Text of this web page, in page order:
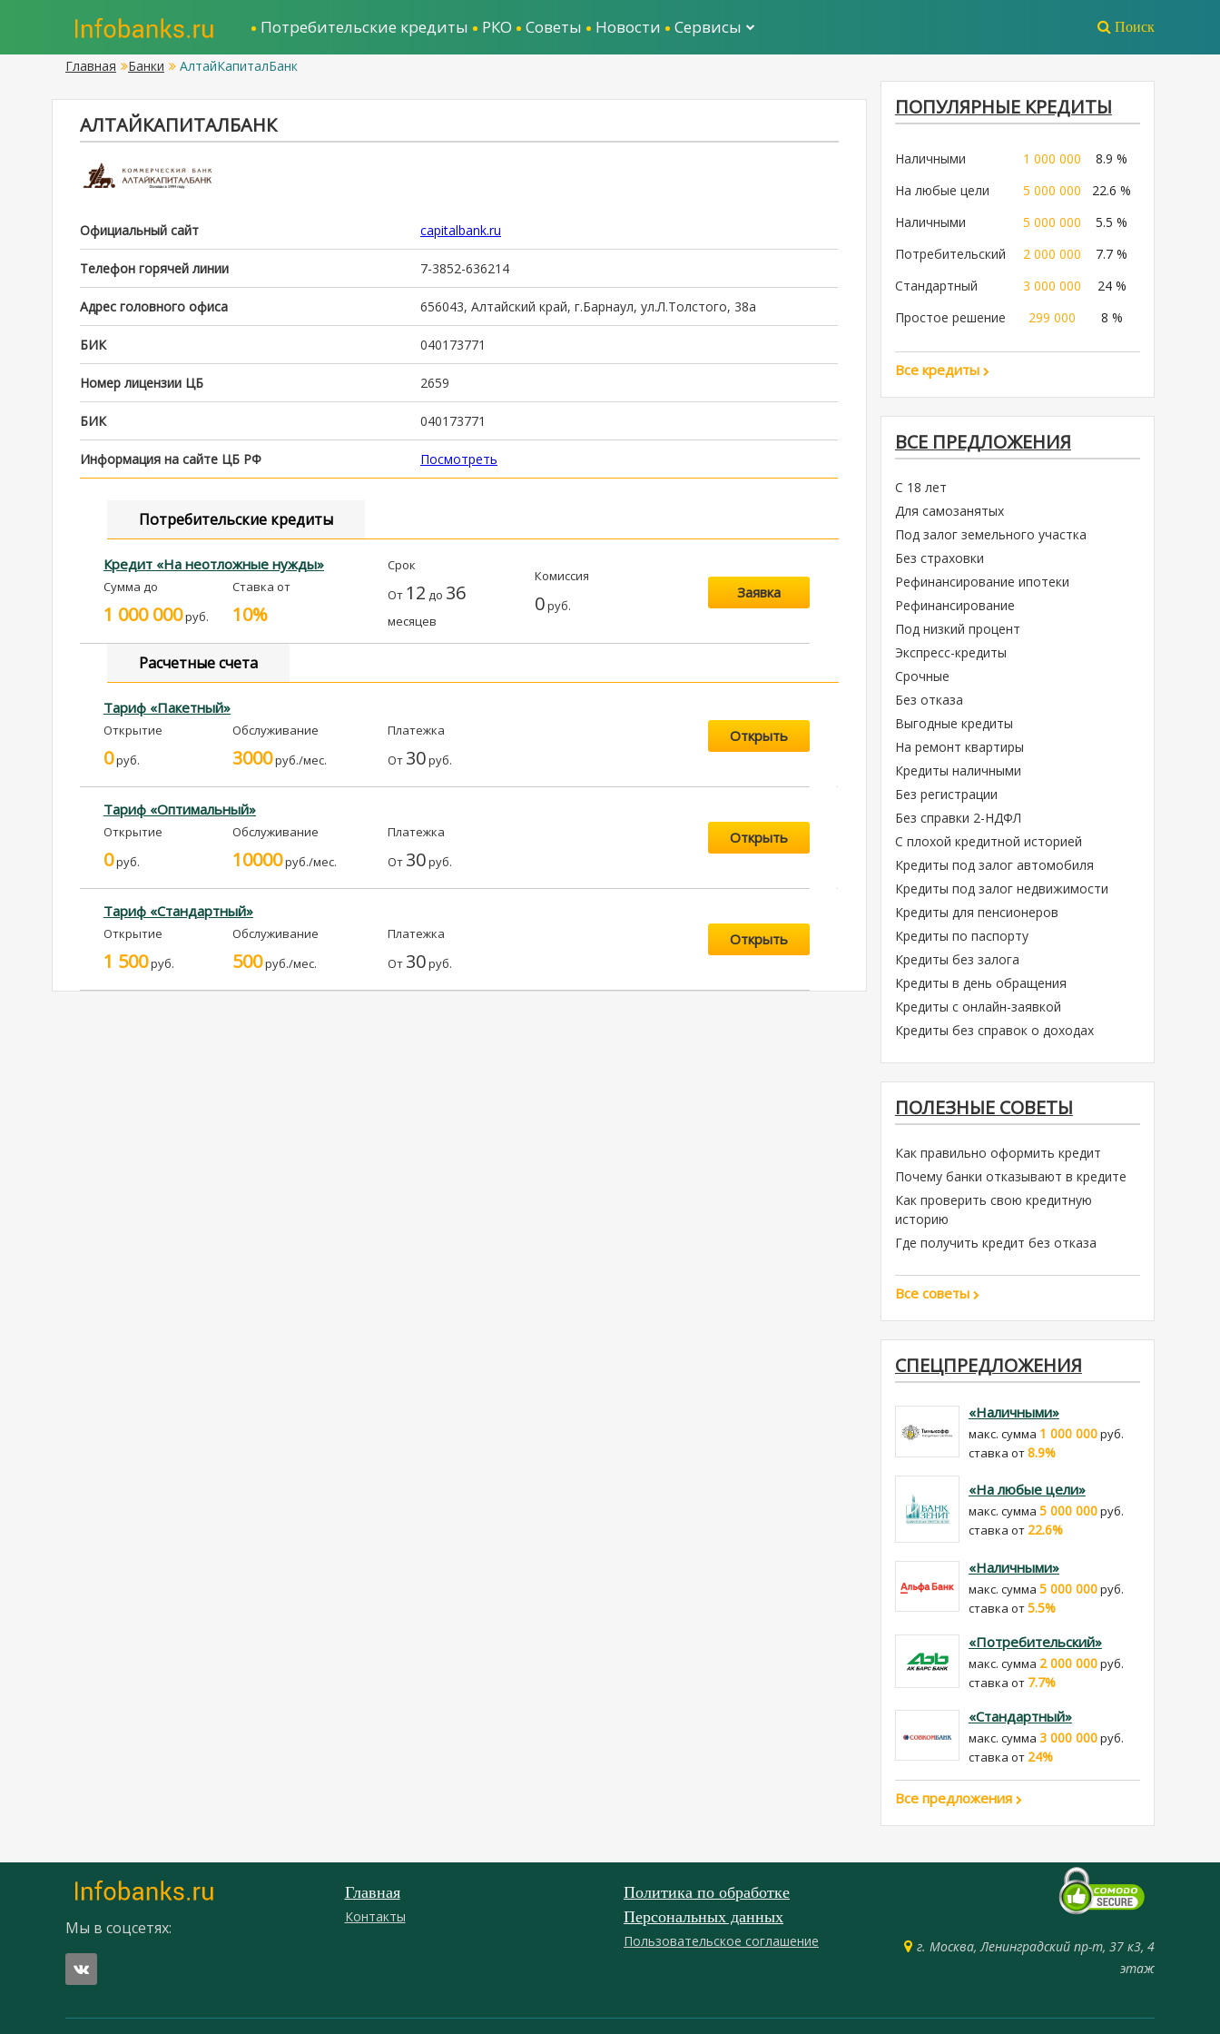
Потребительские кредиты РКО Советы Новости Сервисы Поиск
Главная Банки АлтайКапиталБанк
АЛТАЙКАПИТАЛБАНК
Официальный сайт capitalbank.ru
Телефон горячей линии 7-3852-636214
Адрес головного офиса 656043, Алтайский край, г.Барнаул, ул.Л.Толстого, 38а
БИК 040173771
Номер лицензии ЦБ 2659
БИК 040173771
Информация на сайте ЦБ РФ Посмотреть
Потребительские кредиты
Кредит «На неотложные нужды»
Сумма до
1 000 000руб.
Ставка от
10%
Срок
От 12 до 36
месяцев
Комиссия
0руб.
Заявка
Расчетные счета
Тариф «Пакетный»
Открытие
0руб.
Обслуживание
3000руб./мес.
Платежка
От 30руб.
Открыть
Тариф «Оптимальный»
Открытие
0руб.
Обслуживание
10000руб./мес.
Платежка
От 30руб.
Открыть
Тариф «Стандартный»
Открытие
1 500руб.
Обслуживание
500руб./мес.
Платежка
От 30руб.
Открыть
ПОПУЛЯРНЫЕ КРЕДИТЫ
Наличными 1 000 000
8.9 %
На любые цели
5 000 000
22.6 %
Наличными
5 000 000
5.5 %
Потребительский
2 000 000
7.7 %
Стандартный
3 000 000
24 %
Простое решение
299 000 8 %
Все кредиты
ВСЕ ПРЕДЛОЖЕНИЯ
С 18 лет
Для самозанятых
Под залог земельного участка
Без страховки
Рефинансирование ипотеки
Рефинансирование
Под низкий процент
Экспресс-кредиты
Срочные
Без отказа
Выгодные кредиты
На ремонт квартиры
Кредиты наличными
Без регистрации
Без справки 2-НДФЛ
С плохой кредитной историей
Кредиты под залог автомобиля
Кредиты под залог недвижимости
Кредиты для пенсионеров
Кредиты по паспорту
Кредиты без залога
Кредиты в день обращения
Кредиты с онлайн-заявкой
Кредиты без справок о доходах
ПОЛЕЗНЫЕ СОВЕТЫ
Как правильно оформить кредит
Почему банки отказывают в кредите
Как проверить свою кредитную
историю
Где получить кредит без отказа
Все советы
СПЕЦПРЕДЛОЖЕНИЯ
«Наличными»
макс. сумма 1 000 000руб.
cтавка от8.9%
«На любые цели»
макс. сумма 5 000 000руб.
cтавка от 22.6%
«Наличными»
макс. сумма 5 000 000руб.
cтавка от5.5%
«Потребительский»
макс. сумма 2 000 000руб.
cтавка от 7.7%
«Стандартный»
макс. сумма 3 000 000руб.
cтавка от 24%
Все предложения
Мы в соцсетях:
Главная
Контакты
Политика по обработке
Персональных данных
Пользовательское соглашение
г. Москва, Ленинградский пр-т, 37 к3, 4
этаж